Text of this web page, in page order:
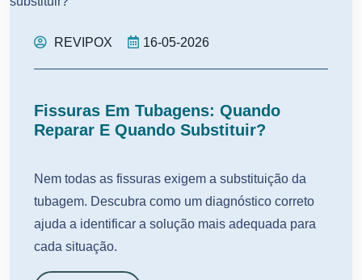
REVIPOX 16-05-2026
Fissuras Em Tubagens: Quando
Reparar E Quando Substituir?
Nem todas as fissuras exigem a substituição da
tubagem. Descubra como um diagnóstico correto
ajuda a identificar a solução mais adequada para
cada situação.